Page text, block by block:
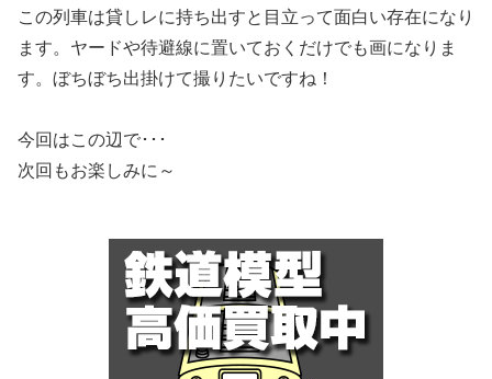
この列車は貸しレに持ち出すと目立って面白い存在になり
ます。ヤードや待避線に置いておくだけでも画になりま
す。ぼちぼち出掛けて撮りたいですね！
今回はこの辺で･･･
次回もお楽しみに～